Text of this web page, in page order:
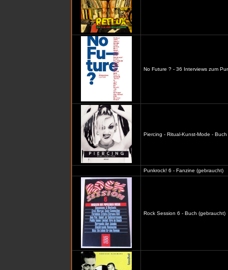
No Future ? - 36 Interviews zum
Piercing - Ritual-Kunst-Mode -
Punkrock! 6 - Fanzine (gebraucht)
Rock Session 6 - Buch (gebraucht)